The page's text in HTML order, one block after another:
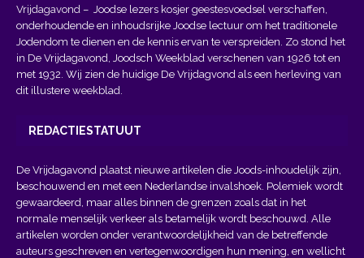
Vrijdagavond – Joodse lezers kosjer geestesvoedsel verschaffen,
onderhoudende en inhoudsrijke Joodse lectuur om het traditionele
Jodendom te dienen en de kennis ervan te verspreiden. Zo stond het
in De Vrijdagavond, Joodsch Weekblad verschenen van 1926 tot en
met 1932. Wij zien de huidige De Vrijdagvond als een herleving van
dit illustere weekblad.
REDACTIESTATUUT
De Vrijdagavond plaatst nieuwe artikelen die Joods-inhoudelijk zijn,
beschouwend en met een Nederlandse invalshoek. Polemiek wordt
gewaardeerd, maar alles binnen de grenzen zoals dat in het
normale menselijk verkeer als betamelijk wordt beschouwd. Alle
artikelen worden onder verantwoordelijkheid van de betreffende
auteurs geschreven en vertegenwoordigen hun mening, en wellicht